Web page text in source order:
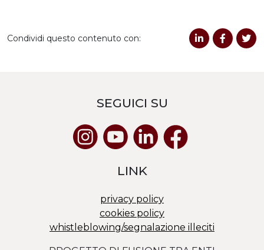
Condividi questo contenuto con:
SEGUICI SU
LINK
privacy policy
cookies policy
whistleblowing/segnalazione illeciti